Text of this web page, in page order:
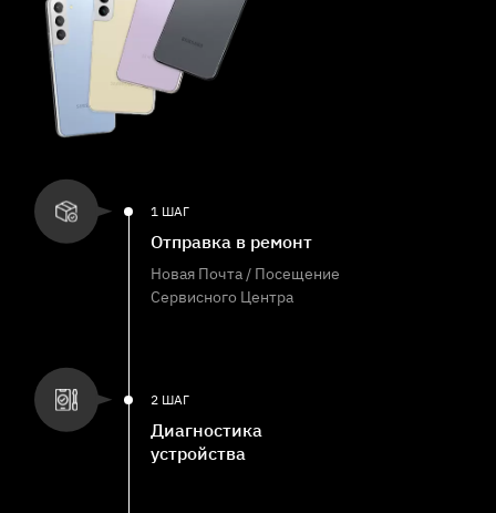
1 ШАГ
Отправка в ремонт
Новая Почта / Посещение
Сервисного Центра
2 ШАГ
Диагностика
устройства